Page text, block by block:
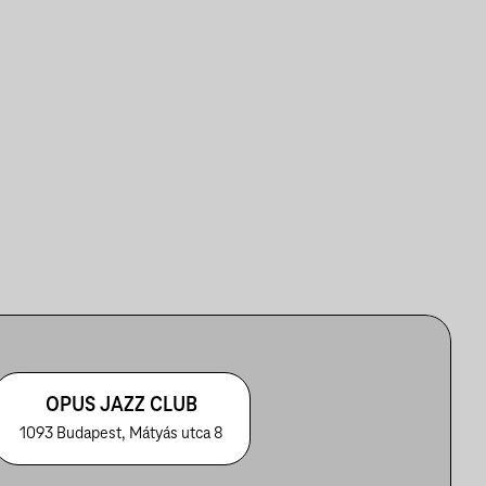
OPUS JAZZ CLUB
1093 Budapest, Mátyás utca 8